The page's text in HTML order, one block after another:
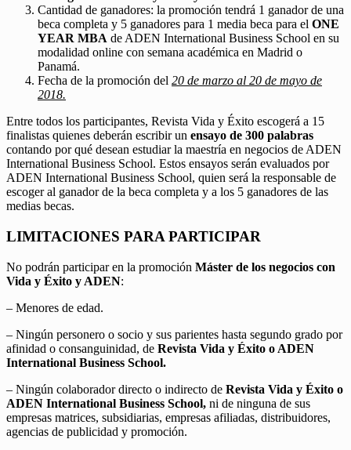
Cantidad de ganadores: la promoción tendrá 1 ganador de una
beca completa y 5 ganadores para 1 media beca para el ONE
YEAR MBA de ADEN International Business School en su
modalidad online con semana académica en Madrid o
Panamá.
Fecha de la promoción del 20 de marzo al 20 de mayo de
2018.
Entre todos los participantes, Revista Vida y Éxito escogerá a 15
finalistas quienes deberán escribir un ensayo de 300 palabras
contando por qué desean estudiar la maestría en negocios de ADEN
International Business School. Estos ensayos serán evaluados por
ADEN International Business School, quien será la responsable de
escoger al ganador de la beca completa y a los 5 ganadores de las
medias becas.
LIMITACIONES PARA PARTICIPAR
No podrán participar en la promoción Máster de los negocios con
Vida y Éxito y ADEN:
– Menores de edad.
– Ningún personero o socio y sus parientes hasta segundo grado por
afinidad o consanguinidad, de Revista Vida y Éxito o ADEN
International Business School.
– Ningún colaborador directo o indirecto de Revista Vida y Éxito o
ADEN International Business School, ni de ninguna de sus
empresas matrices, subsidiarias, empresas afiliadas, distribuidores,
agencias de publicidad y promoción.